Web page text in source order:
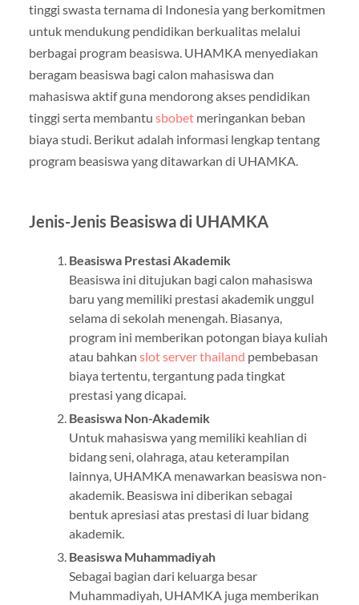
tinggi swasta ternama di Indonesia yang berkomitmen
untuk mendukung pendidikan berkualitas melalui
berbagai program beasiswa. UHAMKA menyediakan
beragam beasiswa bagi calon mahasiswa dan
mahasiswa aktif guna mendorong akses pendidikan
tinggi serta membantu sbobetmeringankan beban
biaya studi. Berikut adalah informasi lengkap tentang
program beasiswa yang ditawarkan di UHAMKA.
Jenis-Jenis Beasiswa di UHAMKA
Beasiswa Prestasi Akademik
Beasiswa ini ditujukan bagi calon mahasiswa
baru yang memiliki prestasi akademik unggul
selama di sekolah menengah. Biasanya,
program ini memberikan potongan biaya kuliah
atau bahkan slot server thailand pembebasan
biaya tertentu, tergantung pada tingkat
prestasi yang dicapai.
Beasiswa Non-Akademik
Untuk mahasiswa yang memiliki keahlian di
bidang seni, olahraga, atau keterampilan
lainnya, UHAMKA menawarkan beasiswa non-
akademik. Beasiswa ini diberikan sebagai
bentuk apresiasi atas prestasi di luar bidang
akademik.
Beasiswa Muhammadiyah
Sebagai bagian dari keluarga besar
Muhammadiyah, UHAMKA juga memberikan